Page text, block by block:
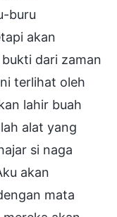
buru
akan
dari zaman
terlihat oleh
lahir buah
alat yang
si naga
akan
mata